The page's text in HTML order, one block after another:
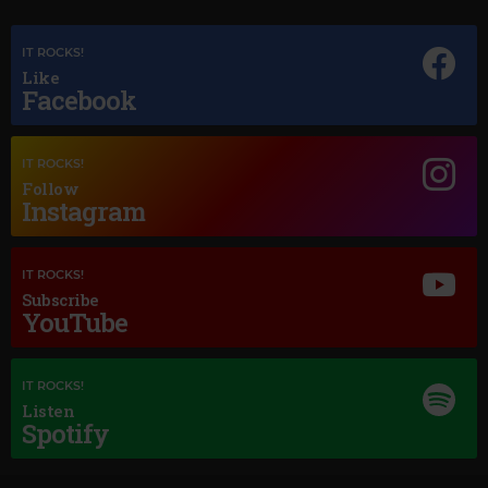
Magic Jazz
IT ROCKS!
Like
Facebook
IT ROCKS!
Follow
Instagram
IT ROCKS!
Subscribe
YouTube
IT ROCKS!
Listen
Spotify